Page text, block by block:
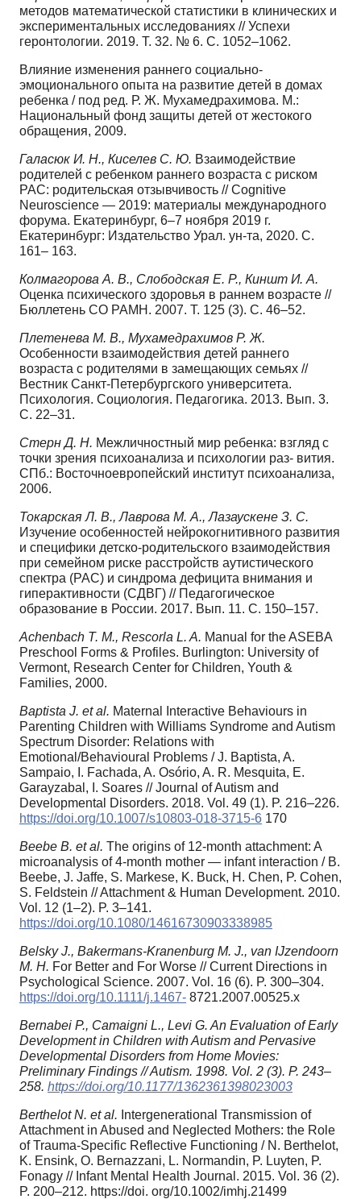
методов математической статистики в клинических и
экспериментальных исследованиях // Успехи
геронтологии. 2019. Т. 32. № 6. С. 1052–1062.
Влияние изменения раннего социально-
эмоционального опыта на развитие детей в домах
ребенка / под ред. Р. Ж. Мухамедрахимова. М.:
Национальный фонд защиты детей от жестокого
обращения, 2009.
Галасюк И. Н., Киселев С. Ю. Взаимодействие
родителей с ребенком раннего возраста с риском
РАС: родительская отзывчивость // Cognitive
Neuroscience — 2019: материалы международного
форума. Екатеринбург, 6–7 ноября 2019 г.
Екатеринбург: Издательство Урал. ун-та, 2020. С.
161– 163.
Колмагорова А. В., Слободская Е. Р., Киншт И. А.
Оценка психического здоровья в раннем возрасте //
Бюллетень СО РАМН. 2007. T. 125 (3). C. 46–52.
Плетенева М. В., Мухамедрахимов Р. Ж.
Особенности взаимодействия детей раннего
возраста с родителями в замещающих семьях //
Вестник Санкт-Петербургского университета.
Психология. Социология. Педагогика. 2013. Вып. 3.
С. 22–31.
Стерн Д. Н. Межличностный мир ребенка: взгляд с
точки зрения психоанализа и психологии раз- вития.
СПб.: Восточноевропейский институт психоанализа,
2006.
Токарская Л. В., Лаврова М. А., Лазаускене З. С.
Изучение особенностей нейрокогнитивного развития
и специфики детско-родительского взаимодействия
при семейном риске расстройств аутистического
спектра (РАС) и синдрома дефицита внимания и
гиперактивности (СДВГ) // Педагогическое
образование в России. 2017. Вып. 11. С. 150–157.
Achenbach T. M., Rescorla L. A. Manual for the ASEBA
Preschool Forms & Profiles. Burlington: University of
Vermont, Research Center for Children, Youth &
Families, 2000.
Baptista J. et al. Maternal Interactive Behaviours in
Parenting Children with Williams Syndrome and Autism
Spectrum Disorder: Relations with
Emotional/Behavioural Problems / J. Baptista, A.
Sampaio, I. Fachada, A. Osório, A. R. Mesquita, E.
Garayzabal, I. Soares // Journal of Autism and
Developmental Disorders. 2018. Vol. 49 (1). P. 216–226.
https://doi.org/10.1007/s10803-018-3715-6 170
Beebe B. et al. The origins of 12-month attachment: A
microanalysis of 4-month mother — infant interaction / B.
Beebe, J. Jaffe, S. Markese, K. Buck, H. Chen, P. Cohen,
S. Feldstein // Attachment & Human Development. 2010.
Vol. 12 (1–2). P. 3–141.
https://doi.org/10.1080/14616730903338985
Belsky J., Bakermans-Kranenburg M. J., van IJzendoorn
M. H. For Better and For Worse // Current Directions in
Psychological Science. 2007. Vol. 16 (6). P. 300–304.
https://doi.org/10.1111/j.1467- 8721.2007.00525.x
Bernabei P., Camaigni L., Levi G. An Evaluation of Early
Development in Children with Autism and Pervasive
Developmental Disorders from Home Movies:
Preliminary Findings // Autism. 1998. Vol. 2 (3). P. 243–
258. https://doi.org/10.1177/1362361398023003
Berthelot N. et al. Intergenerational Transmission of
Attachment in Abused and Neglected Mothers: the Role
of Trauma-Specific Reflective Functioning / N. Berthelot,
K. Ensink, O. Bernazzani, L. Normandin, P. Luyten, P.
Fonagy // Infant Mental Health Journal. 2015. Vol. 36 (2).
P. 200–212. https://doi. org/10.1002/imhj.21499